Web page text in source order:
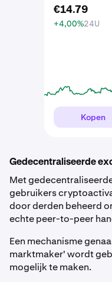
€14.79
+4,00%24U
Kopen
Gedecentraliseerde
Met
gebruikers
door derden beheerd
echte peer-to-peer
Een mechanisme
marktmaker' wordt
mogelijk te maken.